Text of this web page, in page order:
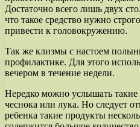
Достаточно всего лишь двух
что такое средство нужно
привести к головокружению.
Так же клизмы с настоем
профилактике. Для этого
вечером в течение недели.
Нередко можно услышать
чеснока или лука. Но следует
ребенка такие продукты